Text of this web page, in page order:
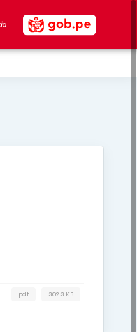
302,3 KB
pdf